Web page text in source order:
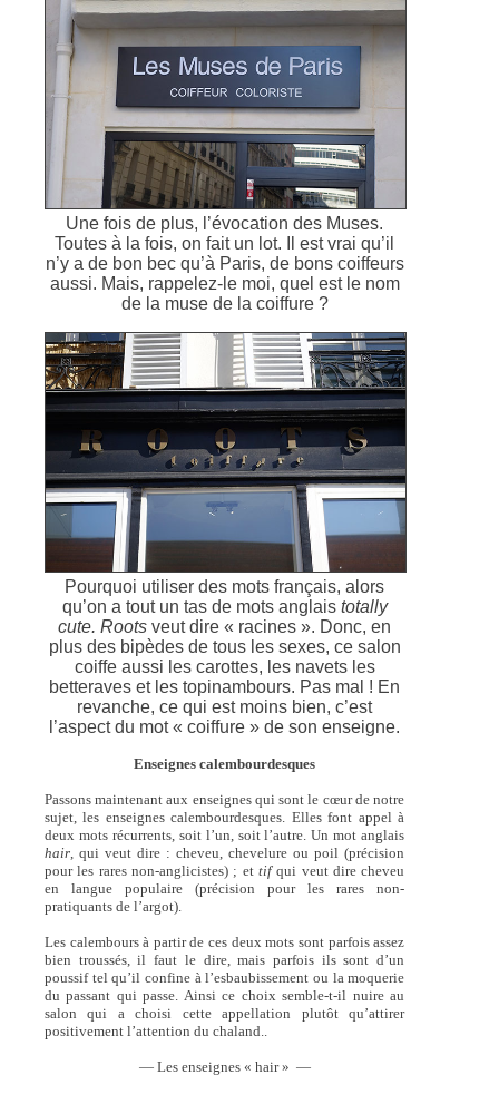
Une fois de plus, l’évocation des Muses.
Toutes à la fois, on fait un lot. Il est vrai qu’il
n’y a de bon bec qu’à Paris, de bons coiffeurs
aussi. Mais, rappelez-le moi, quel est le nom
de la muse de la coiffure ?
Pourquoi utiliser des mots français, alors
qu’on a tout un tas de mots anglais totally
cute. Roots veut dire « racines ». Donc, en
plus des bipèdes de tous les sexes, ce salon
coiffe aussi les carottes, les navets les
betteraves et les topinambours. Pas mal ! En
revanche, ce qui est moins bien, c’est
l’aspect du mot « coiffure » de son enseigne.
Enseignes calembourdesques
Passons maintenant aux enseignes qui sont le cœur de notre
sujet, les enseignes calembourdesques. Elles font appel à
deux mots récurrents, soit l’un, soit l’autre. Un mot anglais
hair, qui veut dire : cheveu, chevelure ou poil (précision
pour les rares non-anglicistes) ; et tifqui veut dire cheveu
en langue populaire (précision pour les rares non-
pratiquants de l’argot).
Les calembours à partir de ces deux mots sont parfois assez
bien troussés, il faut le dire, mais parfois ils sont d’un
poussif tel qu’il confine à l’esbaubissement ou la moquerie
du passant qui passe. Ainsi ce choix semble-t-il nuire au
salon qui a choisi cette appellation plutôt qu’attirer
positivement l’attention du chaland..
— Les enseignes « hair » —